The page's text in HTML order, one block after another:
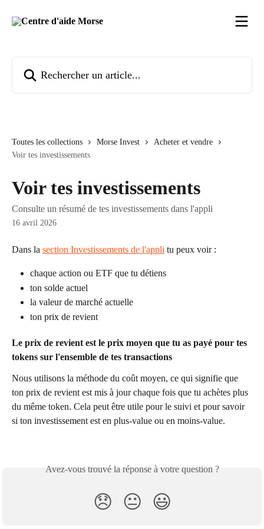
Toutes les collections Morse Invest
Acheter et vendre
Voir tes investissements
Voir tes investissements
Consulte un résumé de tes investissements dans l'appli
16 avril 2026
Dans la section Investissements de l'appli tu peux voir :
chaque action ou ETF que tu détiens
ton solde actuel
la valeur de marché actuelle
ton prix de revient
Le prix de revient est le prix moyen que tu as payé pour tes
tokens sur l'ensemble de tes transactions
Nous utilisons la méthode du coût moyen, ce qui signifie que
ton prix de revient est mis à jour chaque fois que tu achètes plus
du même token. Cela peut être utile pour le suivi et pour savoir
si ton investissement est en plus-value ou en moins-value.
Avez-vous trouvé la réponse à votre question ?
😞 😐 😃